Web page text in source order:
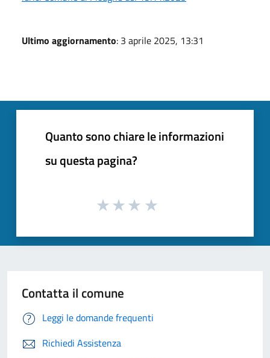
Ultimo aggiornamento: 3 aprile 2025, 13:31
Quanto sono chiare le informazioni
su questa pagina?
Contatta il comune
Leggi le domande frequenti
Richiedi Assistenza